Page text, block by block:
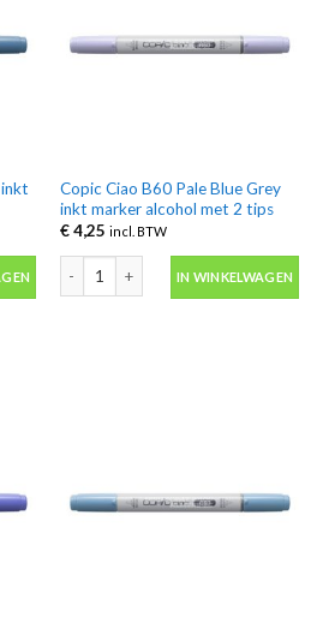
marker alcohol met 2 tips aantal
Copic Ciao B60 Pale Blue Grey
inkt marker alcohol met 2 tips
€4,25 incl. BTW
Copic Ciao B60 Pale Blue Grey inkt
IN WINKELWAGEN